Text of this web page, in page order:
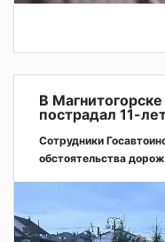
В
пострадал 11-
Сотрудники
обстоятельства